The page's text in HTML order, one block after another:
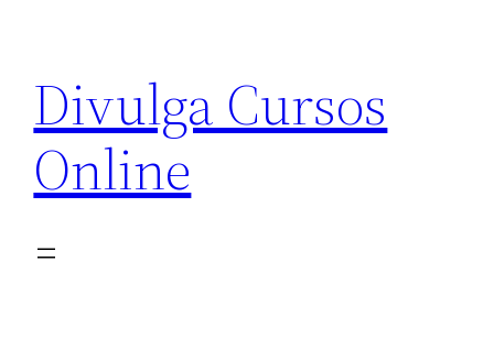
conteúdo
Divulga Cursos
Online